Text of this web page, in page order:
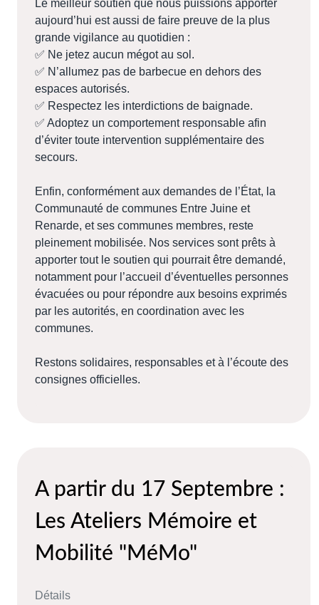
Le meilleur soutien que nous puissions apporter
aujourd’hui est aussi de faire preuve de la plus
grande vigilance au quotidien :
✅ Ne jetez aucun mégot au sol.
✅ N’allumez pas de barbecue en dehors des
espaces autorisés.
✅ Respectez les interdictions de baignade.
✅ Adoptez un comportement responsable afin
d’éviter toute intervention supplémentaire des
secours.
Enfin, conformément aux demandes de l’État, la
Communauté de communes Entre Juine et
Renarde, et ses communes membres, reste
pleinement mobilisée. Nos services sont prêts à
apporter tout le soutien qui pourrait être demandé,
notamment pour l’accueil d’éventuelles personnes
évacuées ou pour répondre aux besoins exprimés
par les autorités, en coordination avec les
communes.
Restons solidaires, responsables et à l’écoute des
consignes officielles.
A partir du 17 Septembre :
Les Ateliers Mémoire et
Mobilité "MéMo"
Détails